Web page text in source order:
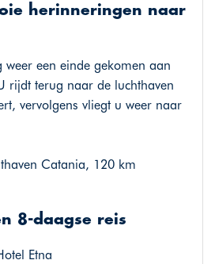
herinneringen naar
weer een einde gekomen aan
rijdt terug naar de luchthaven
vervolgens vliegt u weer naar
Catania, 120 km
8-daagse reis
Etna